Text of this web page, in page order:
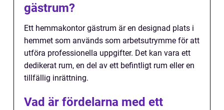
gästrum?
Ett hemmakontor gästrum är en designad plats i
hemmet som används som arbetsutrymme för att
utföra professionella uppgifter. Det kan vara ett
dedikerat rum, en del av ett befintligt rum eller en
tillfällig inrättning.
Vad är fördelarna med ett